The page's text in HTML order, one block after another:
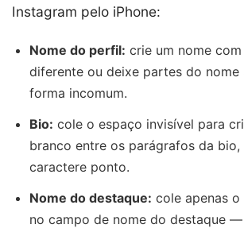
Instagram pelo iPhone:
Nome do perfil: crie um nome
diferente ou deixe partes do nome
forma incomum.
Bio: cole o espaço invisível para
branco entre os parágrafos da
caractere ponto.
Nome do destaque: cole apenas
no campo de nome do destaque